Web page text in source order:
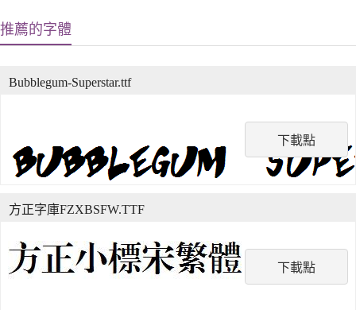
推薦的字體
下載點
Bubblegum-Superstar.ttf
下載點
方正字庫FZXBSFW.TTF